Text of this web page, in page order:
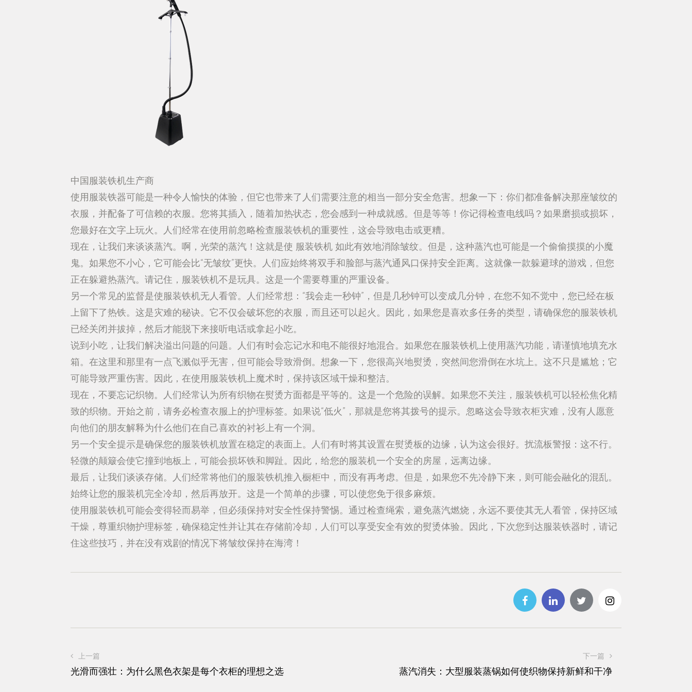
中国服装铁机生产商
使用服装铁器可能是一种令人愉快的体验，但它也带来了人们需要注意的相当一部分安全危害。想象一下：你们都准备解决那座皱纹的
衣服，并配备了可信赖的衣服。您将其插入，随着加热状态，您会感到一种成就感。但是等等！你记得检查电线吗？如果磨损或损坏，
您最好在文字上玩火。人们经常在使用前忽略检查服装铁机的重要性，这会导致电击或更糟。
现在，让我们来谈谈蒸汽。啊，光荣的蒸汽！这就是使 服装铁机 如此有效地消除皱纹。但是，这种蒸汽也可能是一个偷偷摸摸的小魔
鬼。如果您不小心，它可能会比“无皱纹”更快。人们应始终将双手和脸部与蒸汽通风口保持安全距离。这就像一款躲避球的游戏，但您
正在躲避热蒸汽。请记住，服装铁机不是玩具。这是一个需要尊重的严重设备。
另一个常见的监督是使服装铁机无人看管。人们经常想：“我会走一秒钟”，但是几秒钟可以变成几分钟，在您不知不觉中，您已经在板
上留下了热铁。这是灾难的秘诀。它不仅会破坏您的衣服，而且还可以起火。因此，如果您是喜欢多任务的类型，请确保您的服装铁机
已经关闭并拔掉，然后才能脱下来接听电话或拿起小吃。
说到小吃，让我们解决溢出问题的问题。人们有时会忘记水和电不能很好地混合。如果您在服装铁机上使用蒸汽功能，请谨慎地填充水
箱。在这里和那里有一点飞溅似乎无害，但可能会导致滑倒。想象一下，您很高兴地熨烫，突然间您滑倒在水坑上。这不只是尴尬；它
可能导致严重伤害。因此，在使用服装铁机上魔术时，保持该区域干燥和整洁。
现在，不要忘记织物。人们经常认为所有织物在熨烫方面都是平等的。这是一个危险的误解。如果您不关注，服装铁机可以轻松焦化精
致的织物。开始之前，请务必检查衣服上的护理标签。如果说“低火”，那就是您将其拨号的提示。忽略这会导致衣柜灾难，没有人愿意
向他们的朋友解释为什么他们在自己喜欢的衬衫上有一个洞。
另一个安全提示是确保您的服装铁机放置在稳定的表面上。人们有时将其设置在熨烫板的边缘，认为这会很好。扰流板警报：这不行。
轻微的颠簸会使它撞到地板上，可能会损坏铁和脚趾。因此，给您的服装机一个安全的房屋，远离边缘。
最后，让我们谈谈存储。人们经常将他们的服装铁机推入橱柜中，而没有再考虑。但是，如果您不先冷静下来，则可能会融化的混乱。
始终让您的服装机完全冷却，然后再放开。这是一个简单的步骤，可以使您免于很多麻烦。
使用服装铁机可能会变得轻而易举，但必须保持对安全性保持警惕。通过检查绳索，避免蒸汽燃烧，永远不要使其无人看管，保持区域
干燥，尊重织物护理标签，确保稳定性并让其在存储前冷却，人们可以享受安全有效的熨烫体验。因此，下次您到达服装铁器时，请记
住这些技巧，并在没有戏剧的情况下将皱纹保持在海湾！
上一篇
光滑而强壮：为什么黑色衣架是每个衣柜的理想之选
下一篇
蒸汽消失：大型服装蒸锅如何使织物保持新鲜和干净